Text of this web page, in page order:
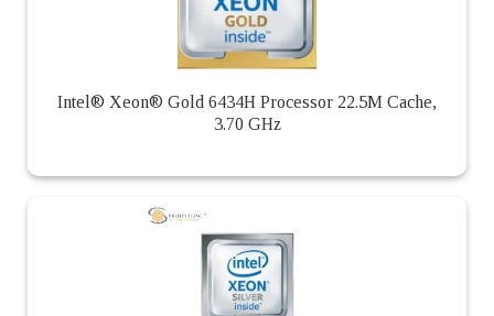
Intel® Xeon® Gold 6434H Processor 22.5M Cache,
3.70 GHz